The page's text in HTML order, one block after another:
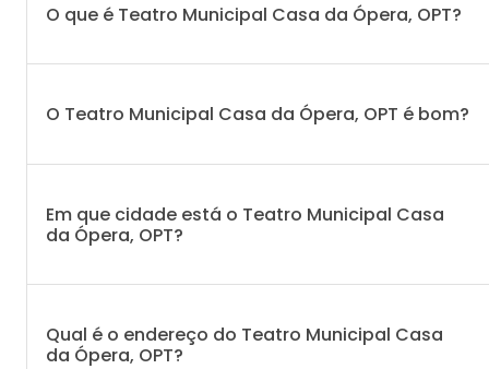
O que é Teatro Municipal Casa da Ópera, OPT?
O Teatro Municipal Casa da Ópera, OPT é bom?
Em que cidade está o Teatro Municipal Casa
da Ópera, OPT?
Qual é o endereço do Teatro Municipal Casa
da Ópera, OPT?